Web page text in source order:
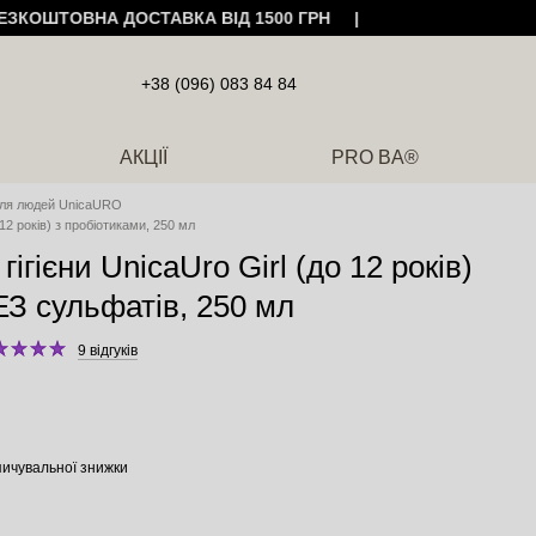
ДОСТАВКА ВІД 1500 ГРН |
+38 (096) 083 84 84
АКЦІЇ PRO BA®
людей UnicaURO
років) з пробіотиками, 250 мл
UnicaUro Girl (до 12 років)
сульфатів, 250 мл
9 відгуків
знижки